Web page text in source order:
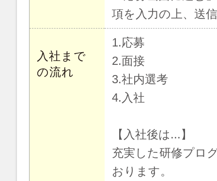
項を入力の上、送
入社まで
の流れ
1.応募
2.面接
3.社内選考
4.入社
【入社後は...】
充実した研修プロ
おります。